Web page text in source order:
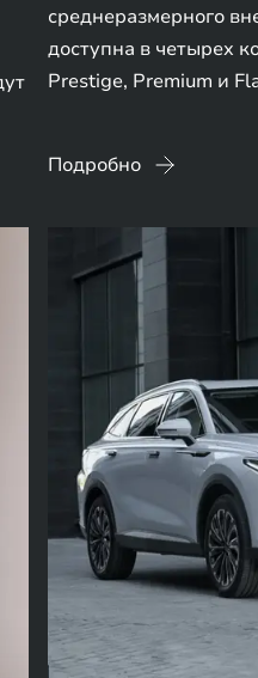
среднеразмерного
доступна в четырех
Prestige, Premium и
Подробно